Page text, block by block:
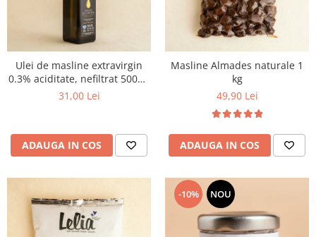
Ulei de masline extravirgin
0.3% aciditate, nefiltrat 500ml
- presat la rece
31,00 Lei
ADAUGA IN COS
Masline Almades naturale 1
kg
49,90 Lei
ADAUGA IN COS
-10% NOU